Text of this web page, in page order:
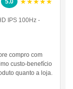
5.0
IPS 100Hz -
compro com
custo-benefício
quanto a loja.